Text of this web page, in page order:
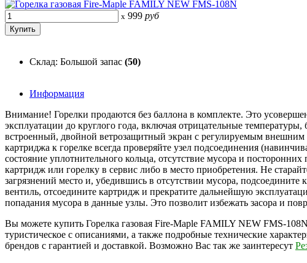
x 999 руб
Склад: Большой запас (50)
Информация
Внимание! Горелки продаются без баллона в комплекте. Это
эксплуатации до круглого года, включая отрицательные
встроенный, двойной ветрозащитный экран с регулируемым
картриджа к горелке всегда проверяйте узел подсоединения
состояние уплотнительного кольца, отсутствие мусора и
картридж или горелку в сервис либо в место приобретения. Не
загрязнений место и, убедившись в отсутствии мусора,
вентиль, отсоедините картридж и прекратите дальнейшую
попадания мусора в данные узлы. Это позволит избежать засора и
Вы можете купить Горелка газовая Fire-Maple FAMILY NEW FMS-
туристическое с описаниями, а также подробные технические
брендов с гарантией и доставкой. Возможно Вас так же заинтересут